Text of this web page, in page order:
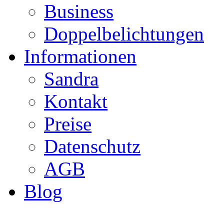
Business
Doppelbelichtungen
Informationen
Sandra
Kontakt
Preise
Datenschutz
AGB
Blog